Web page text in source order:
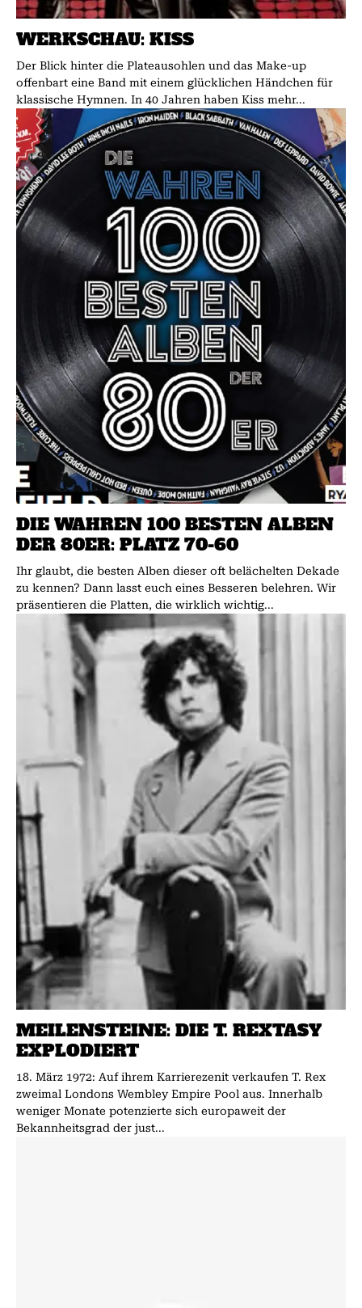
WERKSCHAU: KISS
Der Blick hinter die Plateausohlen und das Make-up
offenbart eine Band mit einem glücklichen Händchen für
klassische Hymnen. In 40 Jahren haben Kiss mehr...
DIE WAHREN 100 BESTEN ALBEN
DER 80ER: PLATZ 70-60
Ihr glaubt, die besten Alben dieser oft belächelten Dekade
zu kennen? Dann lasst euch eines Besseren belehren. Wir
präsentieren die Platten, die wirklich wichtig...
MEILENSTEINE: DIE T. REXTASY
EXPLODIERT
18. März 1972: Auf ihrem Karrierezenit verkaufen T. Rex
zweimal Londons Wembley Empire Pool aus. Innerhalb
weniger Monate potenzierte sich europaweit der
Bekannheitsgrad der just...